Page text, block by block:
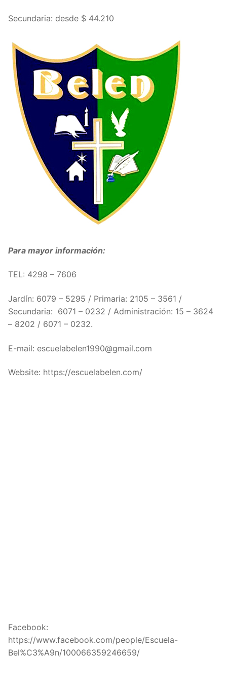
Secundaria: desde $ 44.210
Para mayor información:
TEL: 4298 – 7606
Jardín: 6079 – 5295 / Primaria: 2105 – 3561 /
Secundaria: 6071 – 0232 / Administración: 15 – 3624
– 8202 / 6071 – 0232.
E-mail: escuelabelen1990@gmail.com
Website: https://escuelabelen.com/
Facebook:
https://www.facebook.com/people/Escuela-
Bel%C3%A9n/100066359246659/